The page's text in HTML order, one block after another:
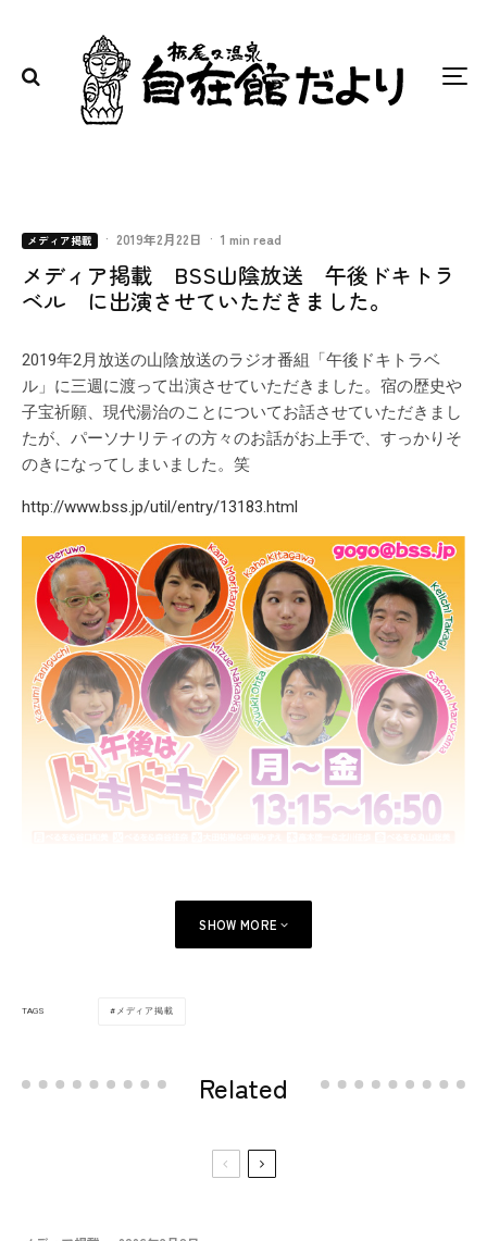
メディア掲載 · 2019年2月22日 · 1 min read
メディア掲載 BSS山陰放送 午後ドキトラ
ベル に出演させていただきました。
2019年2月放送の山陰放送のラジオ番組「午後ドキトラベ
ル」に三週に渡って出演させていただきました。宿の歴史や
子宝祈願、現代湯治のことについてお話させていただきまし
たが、パーソナリティの方々のお話がお上手で、すっかりそ
のきになってしまいました。笑
http://www.bss.jp/util/entry/13183.html
SHOW MORE
TAGS メディア掲載
Related